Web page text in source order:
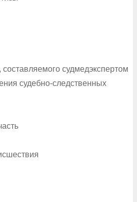
составляемого судмедэкспертом
судебно-следственных